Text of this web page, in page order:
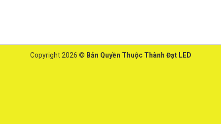
Copyright 2026 © Bản Quyền Thuộc Thành Đạt LED